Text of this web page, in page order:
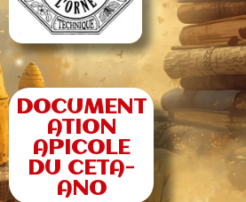
DOCUMENT
ATION
APICOLE
DU CETA-
ANO